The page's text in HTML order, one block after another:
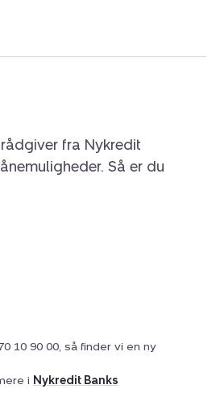
fra Nykredit
Så er du
10 90 00, så finder vi en ny
i Nykredit Banks